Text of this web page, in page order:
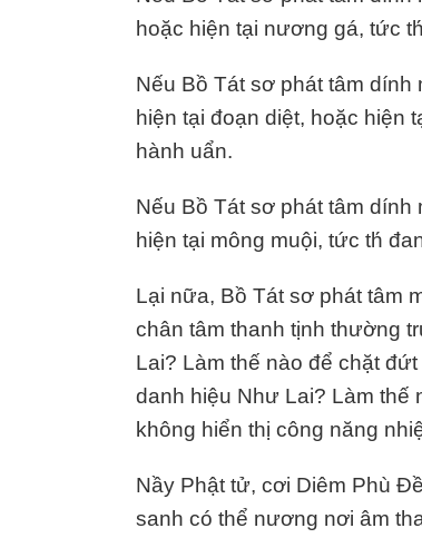
hoặc hiện tại nương gá, tức
Nếu Bồ Tát sơ phát tâm
hiện tại đoạn diệt, hoặc hiện
hành uẩn.
Nếu Bồ Tát sơ phát tâm
hiện tại mông muội, tức th́
Lại nữa, Bồ Tát sơ phát tâm
chân tâm thanh tịnh thường
Lai? Làm thế nào để chặt
danh hiệu Như Lai? Làm thế
không hiển thị công năng
Nầy Phật tử, cơi Diêm Phù
sanh có thể nương nơi âm